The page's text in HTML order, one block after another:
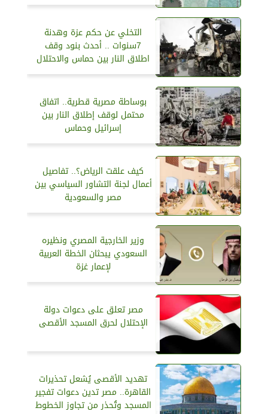
التخلي عن حكم عزة وهدنة
7سنوات .. أحدث بنود وقف
اطلاق النار بين حماس والاحتلال
بوساطة مصرية قطرية.. اتفاق
محتمل لوقف إطلاق النار بين
إسرائيل وحماس
كيف علقت الرياض؟.. تفاصيل
أعمال لجنة التشاور السياسي بين
مصر والسعودية
وزير الخارجية المصري ونظيره
السعودي يبحثان الخطة العربية
لإعمار غزة
مصر تعلق على دعوات دولة
الإحتلال لحرق المسجد الأقصى
تهديد الأقصى يُشعل تحذيرات
القاهرة.. مصر تدين دعوات تفجير
المسجد وتُحذر من تجاوز الخطوط